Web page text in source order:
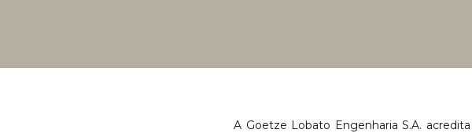
A Goetze Lobato Engenharia S.A.